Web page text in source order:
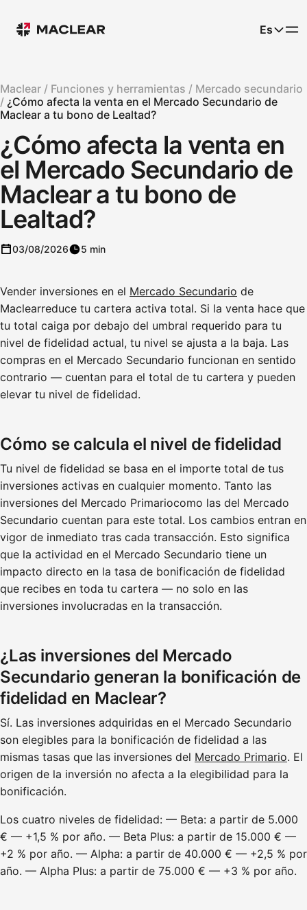
Es
Maclear / Funciones y herramientas / Mercado secundario
/ ¿Cómo afecta la venta en el Mercado Secundario de
Maclear a tu bono de Lealtad?
¿Cómo afecta la venta en
el Mercado Secundario de
Maclear a tu bono de
Lealtad?
03/08/2026 5 min
Vender inversiones en el Mercado Secundario de
Maclearreduce tu cartera activa total. Si la venta hace que
tu total caiga por debajo del umbral requerido para tu
nivel de fidelidad actual, tu nivel se ajusta a la baja. Las
compras en el Mercado Secundario funcionan en sentido
contrario — cuentan para el total de tu cartera y pueden
elevar tu nivel de fidelidad.
Cómo se calcula el nivel de fidelidad
Tu nivel de fidelidad se basa en el importe total de tus
inversiones activas en cualquier momento. Tanto las
inversiones del Mercado Primariocomo las del Mercado
Secundario cuentan para este total. Los cambios entran en
vigor de inmediato tras cada transacción. Esto significa
que la actividad en el Mercado Secundario tiene un
impacto directo en la tasa de bonificación de fidelidad
que recibes en toda tu cartera — no solo en las
inversiones involucradas en la transacción.
¿Las inversiones del Mercado
Secundario generan la bonificación de
fidelidad en Maclear?
Sí. Las inversiones adquiridas en el Mercado Secundario
son elegibles para la bonificación de fidelidad a las
mismas tasas que las inversiones del Mercado Primario. El
origen de la inversión no afecta a la elegibilidad para la
bonificación.
Los cuatro niveles de fidelidad: — Beta: a partir de 5.000
€ — +1,5 % por año. — Beta Plus: a partir de 15.000 € —
+2 % por año. — Alpha: a partir de 40.000 € — +2,5 % por
año. — Alpha Plus: a partir de 75.000 € — +3 % por año.